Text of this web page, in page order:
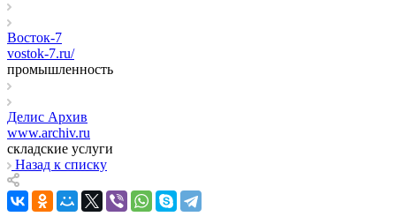
Восток-7
vostok-7.ru/
промышленность
Делис Архив
www.archiv.ru
складские услуги
Назад к списку